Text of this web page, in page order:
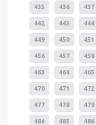
435 436 437
442 443 444
449 450 451
456 457 458
463 464 465
470 471 472
477 478 479
484 485 486